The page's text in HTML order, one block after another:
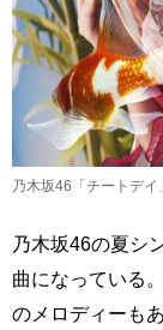
乃木坂46「チートデ
乃木坂46の夏シ
曲になっている
のメロディーも